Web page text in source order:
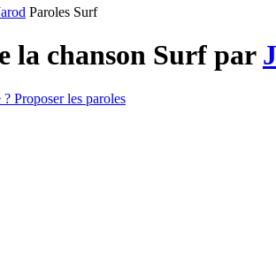
Paroles Surf
la chanson Surf par
Proposer les paroles